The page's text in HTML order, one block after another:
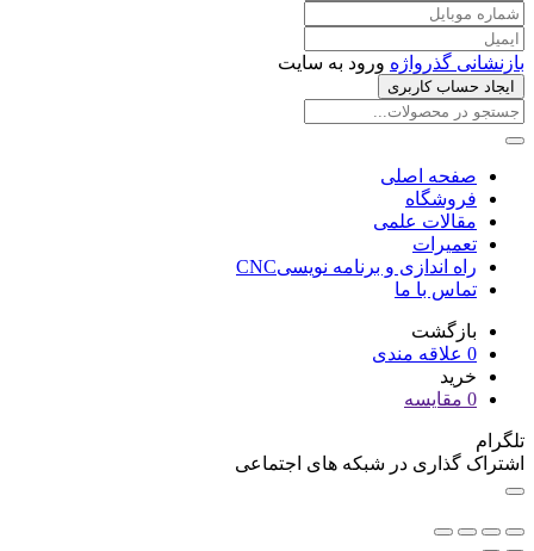
بازنشانی گذرواژه ورود به سایت
ایجاد حساب کاربری
صفحه اصلی
فروشگاه
مقالات علمی
تعمیرات
راه اندازی و برنامه نویسیCNC
تماس با ما
بازگشت
0 علاقه مندی
خرید
0 مقایسه
تلگرام
اشتراک گذاری در شبکه های اجتماعی